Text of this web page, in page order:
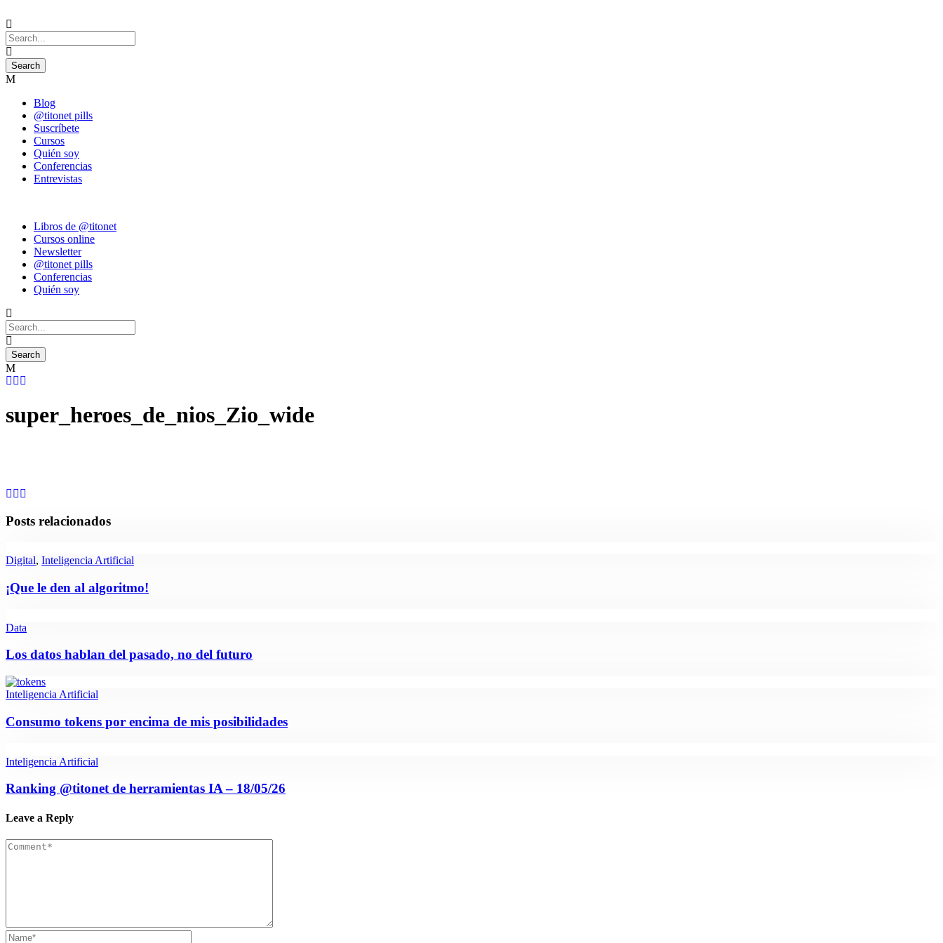
Blog
@titonet pills
Suscríbete
Cursos
Quién soy
Conferencias
Entrevistas
Libros de @titonet
Cursos online
Newsletter
@titonet pills
Conferencias
Quién soy
super_heroes_de_nios_Zio_wide
Posts relacionados
Digital, Inteligencia Artificial
¡Que le den al algoritmo!
Data
Los datos hablan del pasado, no del futuro
Inteligencia Artificial
Consumo tokens por encima de mis posibilidades
Inteligencia Artificial
Ranking @titonet de herramientas IA – 18/05/26
Leave a Reply